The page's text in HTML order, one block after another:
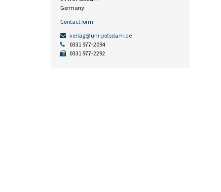
Germany
Contact form
verlag@uni-potsdam.de
0331 977-2094
0331 977-2292